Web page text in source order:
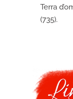
Terra
(735).